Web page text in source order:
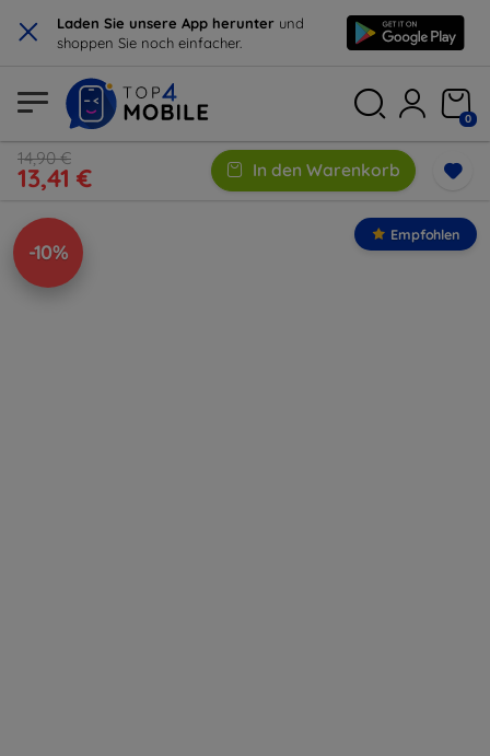
× Laden Sie unsere App herunter und
shoppen Sie noch einfacher.
0
14,90 €
13,41 € In den Warenkorb
-10%
Empfohlen